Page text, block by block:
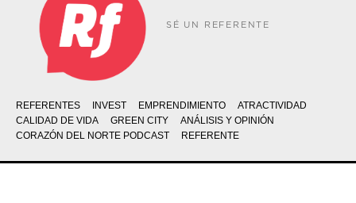
SÉ UN REFERENTE
REFERENTES INVEST EMPRENDIMIENTO
ATRACTIVIDAD
CALIDAD DE VIDA
GREEN CITY
ANÁLISIS Y OPINIÓN
CORAZÓN DEL NORTE PODCAST
REFERENTE